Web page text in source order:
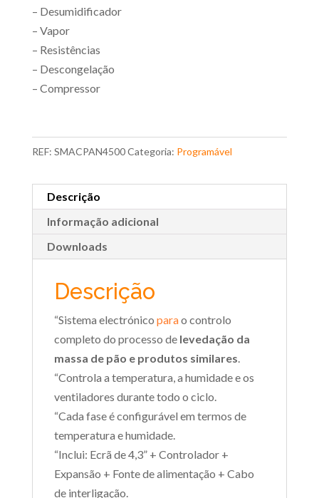
– Desumidificador
– Vapor
– Resistências
– Descongelação
– Compressor
REF: SMACPAN4500Categoria: Programável
Descrição
Informação adicional
Downloads
Descrição
“Sistema electrónico parao controlo
completo do processo de levedação da
massa de pão e produtos similares.
“Controla a temperatura, a humidade e os
ventiladores durante todo o ciclo.
“Cada fase é configurável em termos de
temperatura e humidade.
“Inclui: Ecrã de 4,3” + Controlador +
Expansão + Fonte de alimentação + Cabo
de interligação.